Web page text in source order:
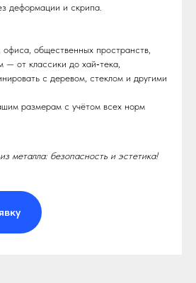
деформации и скрипа.
офиса, общественных пространств,
— от классики до хай‑тека,
с деревом, стеклом и другими
размерам с учётом всех норм
металла: безопасность и эстетика!